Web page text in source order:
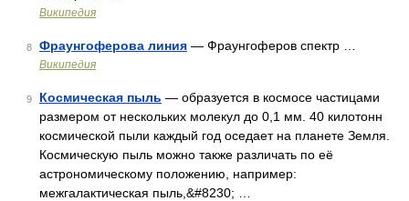
Википедия
8 Фраунгоферова линия — Фраунгоферов спектр …
Википедия
9 Космическая пыль — образуется в космосе частицами
размером от нескольких молекул до 0,1 мм. 40 килотонн
космической пыли каждый год оседает на планете Земля.
Космическую пыль можно также различать по её
астрономическому положению, например:
межгалактическая пыль,&#8230; …